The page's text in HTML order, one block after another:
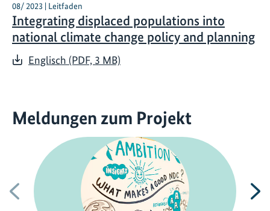
08/ 2023 | Leitfaden
Integrating displaced populations into
national climate change policy and planning
Englisch (PDF, 3 MB)
Meldungen zum Projekt
Vorherige